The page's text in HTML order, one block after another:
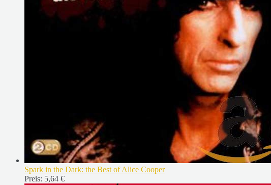
Spark in the Dark: the Best of Alice Cooper
Preis: 5,64 €